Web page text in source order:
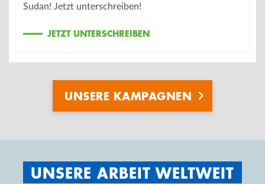
Sudan! Jetzt unterschreiben!
JETZT UNTERSCHREIBEN
UNSERE KAMPAGNEN
UNSERE ARBEIT WELTWEIT